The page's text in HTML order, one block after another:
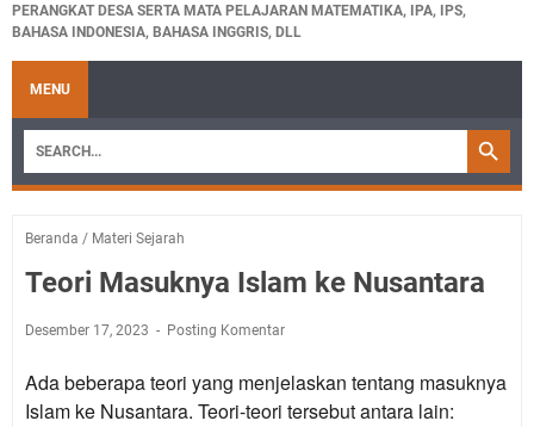
PERANGKAT DESA SERTA MATA PELAJARAN MATEMATIKA, IPA, IPS,
BAHASA INDONESIA, BAHASA INGGRIS, DLL
MENU
Beranda / Materi Sejarah
Teori Masuknya Islam ke Nusantara
Desember 17, 2023 Posting Komentar
Ada beberapa teori yang menjelaskan tentang masuknya
Islam ke Nusantara. Teori-teori tersebut antara lain: